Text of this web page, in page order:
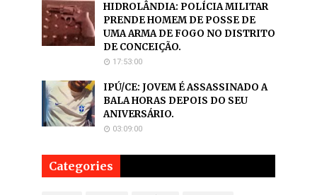
HIDROLÂNDIA: POLÍCIA MILITAR
PRENDE HOMEM DE POSSE DE
UMA ARMA DE FOGO NO DISTRITO
DE CONCEIÇÃO.
17:53:00
IPÚ/CE: JOVEM É ASSASSINADO A
BALA HORAS DEPOIS DO SEU
ANIVERSÁRIO.
03:09:00
Categories